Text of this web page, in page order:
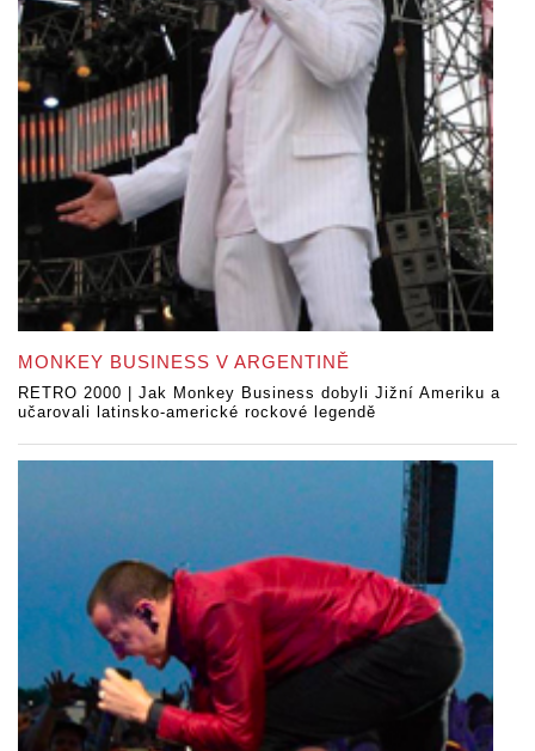
MONKEY BUSINESS V ARGENTINĚ
RETRO 2000 | Jak Monkey Business dobyli Jižní Ameriku a
učarovali latinsko-americké rockové legendě